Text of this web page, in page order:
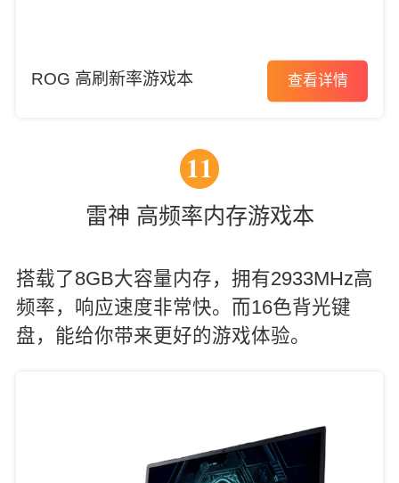
ROG 高刷新率游戏本 查看详情
11
雷神 高频率内存游戏本
搭载了8GB大容量内存，拥有2933MHz高
频率，响应速度非常快。而16色背光键
盘，能给你带来更好的游戏体验。